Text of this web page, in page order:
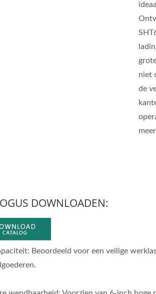
niet
de
DOWNLOADEN:
Beoordeeld voor een veilige